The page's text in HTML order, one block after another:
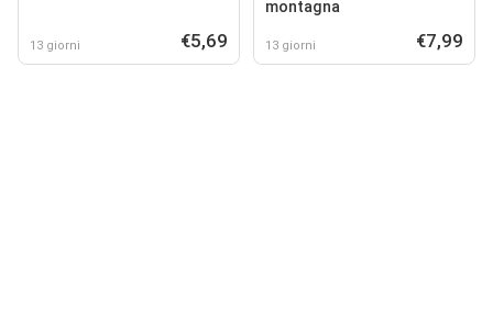
13 giorni €5,69
montagna
13 giorni €7,99